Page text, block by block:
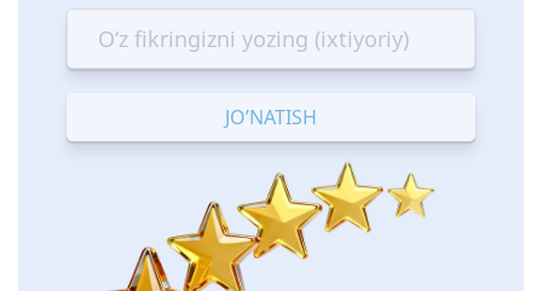
star
Terrible
stars
—
Bad
stars
—
OK
stars
—
Good
stars
—
Excellent